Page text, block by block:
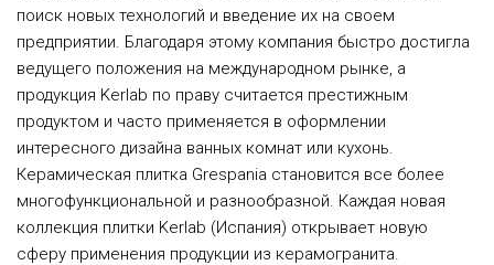
поиск новых технологий и введение их на своем
предприятии. Благодаря этому компания быстро достигла
ведущего положения на международном рынке, а
продукция Kerlab по праву считается престижным
продуктом и часто применяется в оформлении
интересного дизайна ванных комнат или кухонь.
Керамическая плитка Grespania становится все более
многофункциональной и разнообразной. Каждая новая
коллекция плитки Kerlab (Испания) открывает новую
сферу применения продукции из керамогранита.